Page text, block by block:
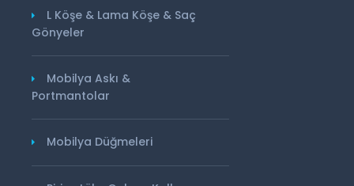
L Köşe & Lama Köşe & Saç
Gönyeler
Mobilya Askı &
Portmantolar
Mobilya Düğmeleri